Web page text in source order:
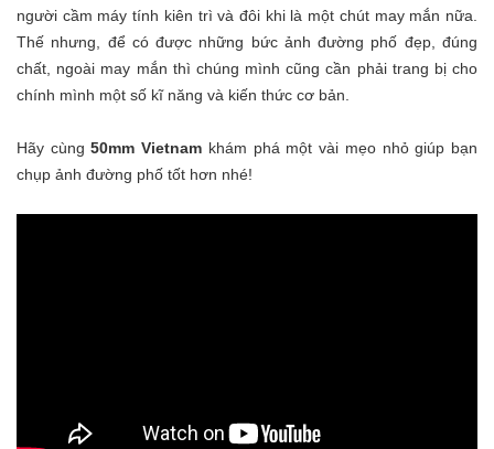
người cầm máy tính kiên trì và đôi khi là một chút may mắn nữa.
Thế nhưng, để có được những bức ảnh đường phố đẹp, đúng
chất, ngoài may mắn thì chúng mình cũng cần phải trang bị cho
chính mình một số kĩ năng và kiến thức cơ bản.
Hãy cùng50mm Vietnam khám phá một vài mẹo nhỏ giúp bạn
chụp ảnh đường phố tốt hơn nhé!